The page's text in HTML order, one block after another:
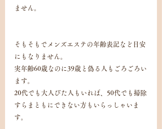
ません。
そもそもでメンズエステの年齢表記など目安
にもなりません。
実年齢60歳なのに39歳と偽る人もごろごろい
ます。
20代でも大人びた人もいれば、50代でも掃除
すらまともにできない方もいらっしゃいま
す。